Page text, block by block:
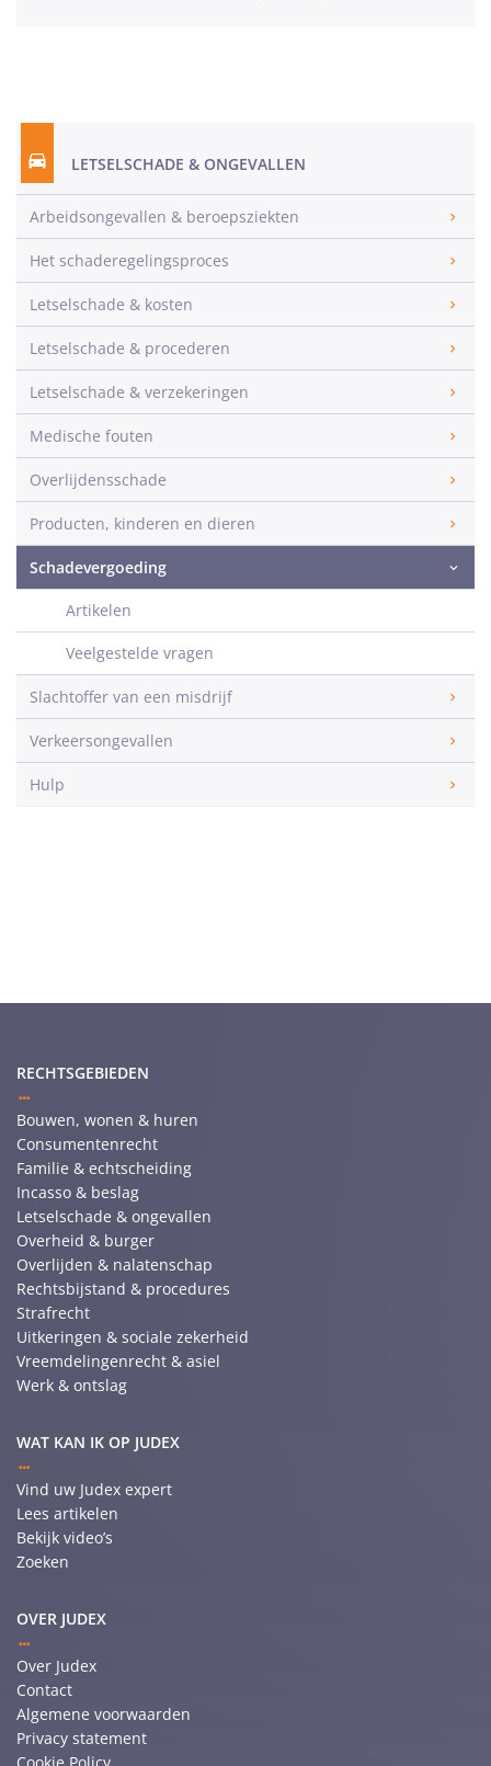
LETSELSCHADE & ONGEVALLEN
Arbeidsongevallen & beroepsziekten
Het schaderegelingsproces
Letselschade & kosten
Letselschade & procederen
Letselschade & verzekeringen
Medische fouten
Overlijdensschade
Producten, kinderen en dieren
Schadevergoeding
Artikelen
Veelgestelde vragen
Slachtoffer van een misdrijf
Verkeersongevallen
Hulp
RECHTSGEBIEDEN
Bouwen, wonen & huren
Consumentenrecht
Familie & echtscheiding
Incasso & beslag
Letselschade & ongevallen
Overheid & burger
Overlijden & nalatenschap
Rechtsbijstand & procedures
Strafrecht
Uitkeringen & sociale zekerheid
Vreemdelingenrecht & asiel
Werk & ontslag
WAT KAN IK OP JUDEX
Vind uw Judex expert
Lees artikelen
Bekijk video’s
Zoeken
OVER JUDEX
Over Judex
Contact
Algemene voorwaarden
Privacy statement